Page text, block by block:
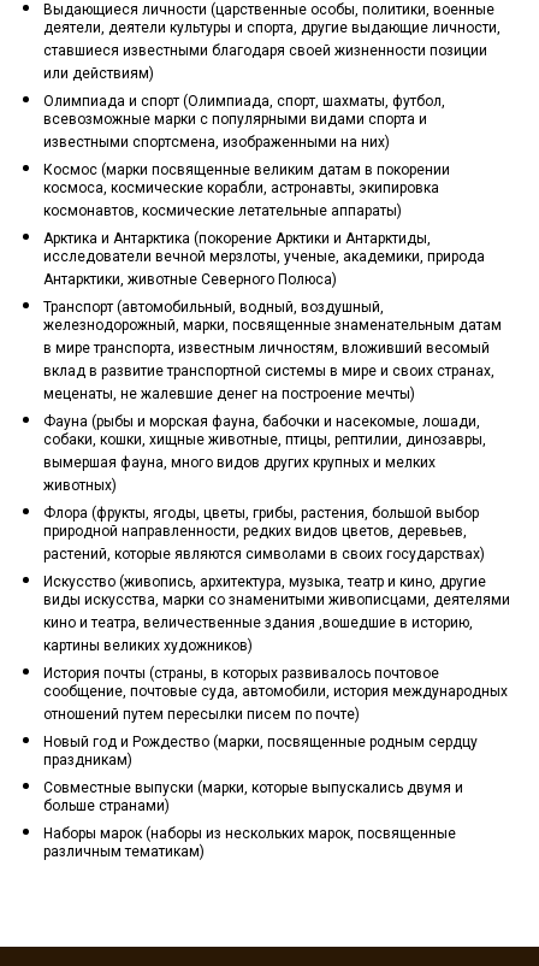
Выдающиеся личности (царственные особы, политики, военные
деятели, деятели культуры и спорта, другие выдающие личности,
ставшиеся известными благодаря своей жизненности позиции
или действиям)
Олимпиада и спорт (Олимпиада, спорт, шахматы, футбол,
всевозможные марки с популярными видами спорта и
известными спортсмена, изображенными на них)
Космос (марки посвященные великим датам в покорении
космоса, космические корабли, астронавты, экипировка
космонавтов, космические летательные аппараты)
Арктика и Антарктика (покорение Арктики и Антарктиды,
исследователи вечной мерзлоты, ученые, академики, природа
Антарктики, животные Северного Полюса)
Транспорт (автомобильный, водный, воздушный,
железнодорожный, марки, посвященные знаменательным датам
в мире транспорта, известным личностям, вложивший весомый
вклад в развитие транспортной системы в мире и своих странах,
меценаты, не жалевшие денег на построение мечты)
Фауна (рыбы и морская фауна, бабочки и насекомые, лошади,
собаки, кошки, хищные животные, птицы, рептилии, динозавры,
вымершая фауна, много видов других крупных и мелких
животных)
Флора (фрукты, ягоды, цветы, грибы, растения, большой выбор
природной направленности, редких видов цветов, деревьев,
растений, которые являются символами в своих государствах)
Искусство (живопись, архитектура, музыка, театр и кино, другие
виды искусства, марки со знаменитыми живописцами, деятелями
кино и театра, величественные здания ,вошедшие в историю,
картины великих художников)
История почты (страны, в которых развивалось почтовое
сообщение, почтовые суда, автомобили, история международных
отношений путем пересылки писем по почте)
Новый год и Рождество (марки, посвященные родным сердцу
праздникам)
Совместные выпуски (марки, которые выпускались двумя и
больше странами)
Наборы марок (наборы из нескольких марок, посвященные
различным тематикам)